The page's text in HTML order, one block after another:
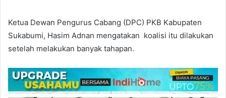
Ketua Dewan Pengurus Cabang (DPC) PKB Kabupaten
Sukabumi, Hasim Adnan mengatakan koalisi itu dilakukan
setelah melakukan banyak tahapan.